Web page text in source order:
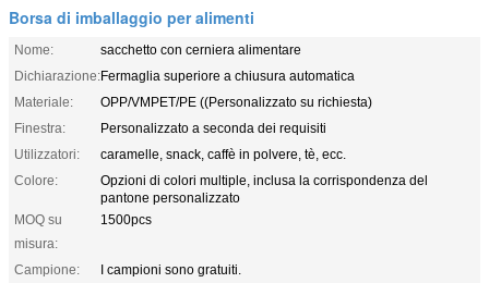
Borsa di imballaggio per alimenti
Nome:
sacchetto con cerniera alimentare
Dichiarazione:Fermaglia superiore a chiusura automatica
Materiale:
OPP/VMPET/PE ((Personalizzato su richiesta)
Finestra:
Personalizzato a seconda dei requisiti
Utilizzatori:
caramelle, snack, caffè in polvere, tè, ecc.
Colore:
Opzioni di colori multiple, inclusa la corrispondenza del
pantone personalizzato
MOQ su
misura:
1500pcs
Campione:
I campioni sono gratuiti.